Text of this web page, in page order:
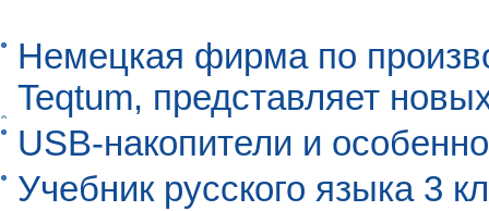
Немецкая фирма по
Teqtum, представляет
USB-накопители и
Учебник русского языка 3